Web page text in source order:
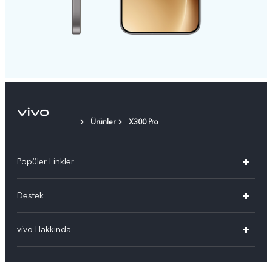
Ürünler X300 Pro
Popüler Linkler
vivo X300
vivo V60 5G
Destek
Yetkili Servis Noktalarımız
vivo Hakkında